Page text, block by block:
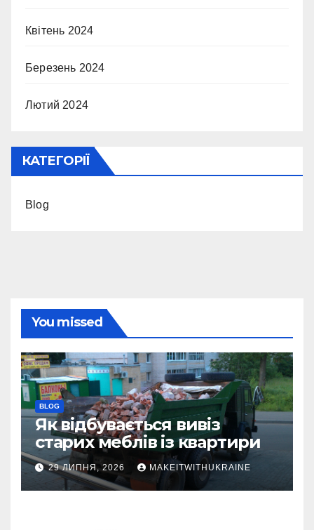
Квітень 2024
Березень 2024
Лютий 2024
КАТЕГОРІЇ
Blog
You missed
BLOG
Як відбувається вивіз
старих меблів із квартири
29 ЛИПНЯ, 2026 MAKEITWITHUKRAINE